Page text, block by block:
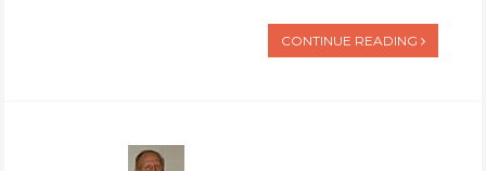
CONTINUE READING